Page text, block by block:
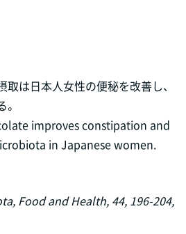
は日本人女性の便秘を改善し、
improves constipation and
in Japanese women.
Food and Health, 44, 196-204,